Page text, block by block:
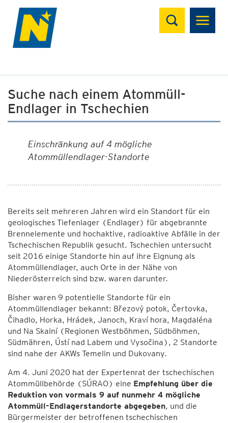
Suchen
Suche nach einem Atommüll-
Endlager in Tschechien
Einschränkung auf 4 mögliche
Atommüllendlager-Standorte
Bereits seit mehreren Jahren wird ein Standort für ein
geologisches Tiefenlager (Endlager) für abgebrannte
Brennelemente und hochaktive, radioaktive Abfälle in der
Tschechischen Republik gesucht. Tschechien untersucht
seit 2016 einige Standorte hin auf ihre Eignung als
Atommüllendlager, auch Orte in der Nähe von
Niederösterreich sind bzw. waren darunter.
Bisher waren 9 potentielle Standorte für ein
Atommüllendlager bekannt: Březový potok, Čertovka,
Čihadlo, Horka, Hrádek, Janoch, Kraví hora, Magdaléna
und Na Skalní (Regionen Westböhmen, Südböhmen,
Südmähren, Ústí nad Labem und Vysočina), 2 Standorte
sind nahe der AKWs Temelin und Dukovany.
Am 4. Juni 2020 hat der Expertenrat der tschechischen
Atommüllbehörde (SÚRAO) eine Empfehlung über die
Reduktion von vormals 9 auf nunmehr 4 mögliche
Atommüll-Endlagerstandorte abgegeben, und die
Bürgermeister der betroffenen tschechischen